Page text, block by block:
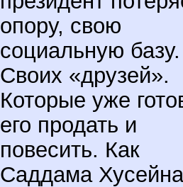
опору, свою
социальную базу.
Своих «друзей».
Которые уже
его продать и
повесить. Как
Саддама